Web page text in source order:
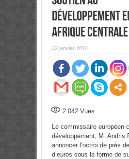
développement
Afrique centrale
22 janvier 2014
2 042Vues
Le commissaire européen
développement, M. Andris
annoncer l’octroi de près
d’euros sous la forme de